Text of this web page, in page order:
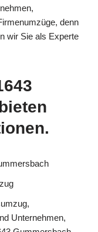
denn
wir Sie als Experte
Unternehmen,